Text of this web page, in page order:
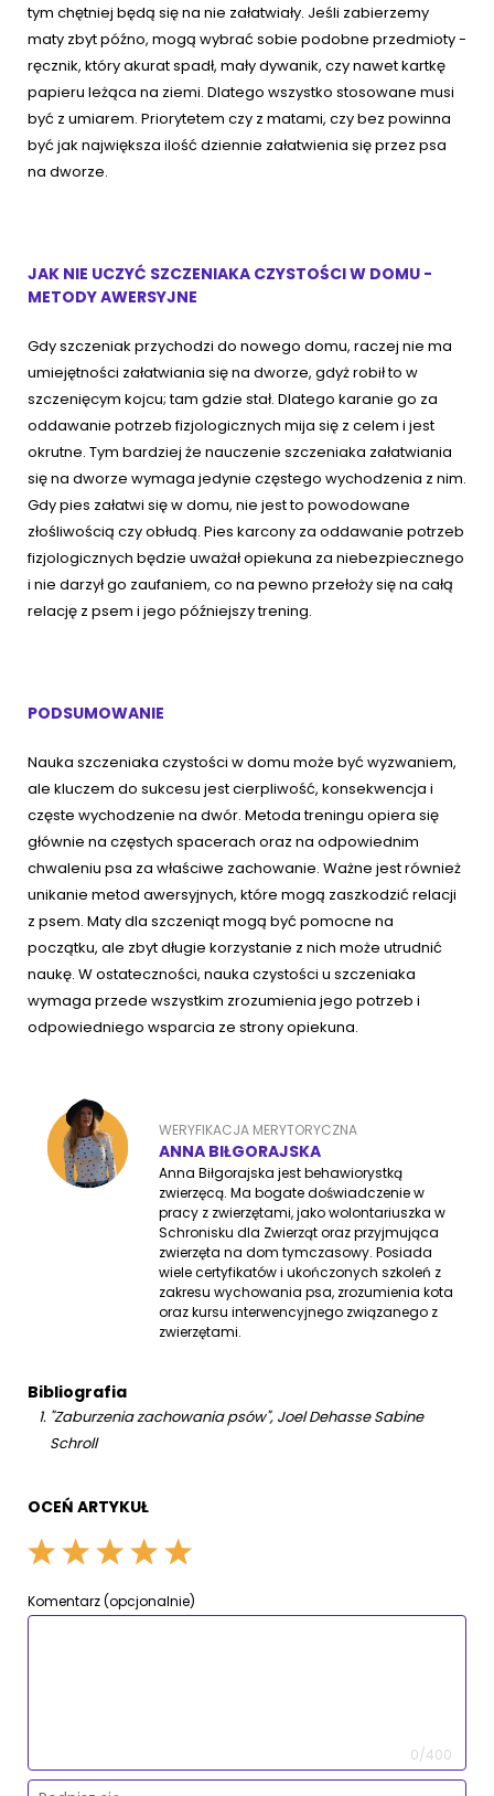
tym chętniej będą się na nie załatwiały. Jeśli zabierzemy
maty zbyt późno, mogą wybrać sobie podobne przedmioty -
ręcznik, który akurat spadł, mały dywanik, czy nawet kartkę
papieru leżąca na ziemi. Dlatego wszystko stosowane musi
być z umiarem. Priorytetem czy z matami, czy bez powinna
być jak największa ilość dziennie załatwienia się przez psa
na dworze.
JAK NIE UCZYĆ SZCZENIAKA CZYSTOŚCI W DOMU -
METODY AWERSYJNE
Gdy szczeniak przychodzi do nowego domu, raczej nie ma
umiejętności załatwiania się na dworze, gdyż robił to w
szczenięcym kojcu; tam gdzie stał. Dlatego karanie go za
oddawanie potrzeb fizjologicznych mija się z celem i jest
okrutne. Tym bardziej że nauczenie szczeniaka załatwiania
się na dworze wymaga jedynie częstego wychodzenia z nim.
Gdy pies załatwi się w domu, nie jest to powodowane
złośliwością czy obłudą. Pies karcony za oddawanie potrzeb
fizjologicznych będzie uważał opiekuna za niebezpiecznego
i nie darzył go zaufaniem, co na pewno przełoży się na całą
relację z psem i jego późniejszy trening.
PODSUMOWANIE
Nauka szczeniaka czystości w domu może być wyzwaniem,
ale kluczem do sukcesu jest cierpliwość, konsekwencja i
częste wychodzenie na dwór. Metoda treningu opiera się
głównie na częstych spacerach oraz na odpowiednim
chwaleniu psa za właściwe zachowanie. Ważne jest również
unikanie metod awersyjnych, które mogą zaszkodzić relacji
z psem. Maty dla szczeniąt mogą być pomocne na
początku, ale zbyt długie korzystanie z nich może utrudnić
naukę. W ostateczności, nauka czystości u szczeniaka
wymaga przede wszystkim zrozumienia jego potrzeb i
odpowiedniego wsparcia ze strony opiekuna.
WERYFIKACJA MERYTORYCZNA
ANNA BIŁGORAJSKA
Anna Biłgorajska jest behawiorystką
zwierzęcą. Ma bogate doświadczenie w
pracy z zwierzętami, jako wolontariuszka w
Schronisku dla Zwierząt oraz przyjmująca
zwierzęta na dom tymczasowy. Posiada
wiele certyfikatów i ukończonych szkoleń z
zakresu wychowania psa, zrozumienia kota
oraz kursu interwencyjnego związanego z
zwierzętami.
Bibliografia
"Zaburzenia zachowania psów", Joel Dehasse Sabine
Schroll
OCEŃ ARTYKUŁ
Komentarz (opcjonalnie)
0/400